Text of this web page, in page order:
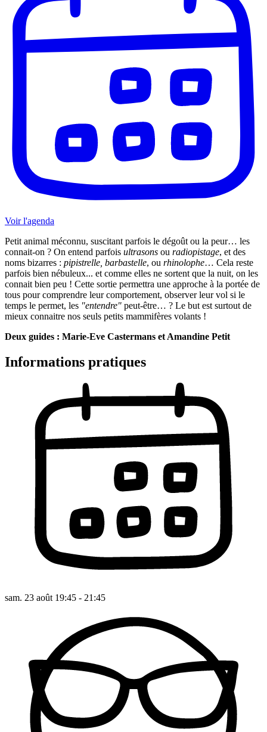
Voir l'agenda
Petit animal méconnu, suscitant parfois le dégoût ou la peur… les
connait-on ? On entend parfois ultrasons ou radiopistage, et des
noms bizarres : pipistrelle, barbastelle, ou rhinolophe… Cela reste
parfois bien nébuleux... et comme elles ne sortent que la nuit, on les
connait bien peu ! Cette sortie permettra une approche à la portée de
tous pour comprendre leur comportement, observer leur vol si le
temps le permet, les "entendre" peut-être… ? Le but est surtout de
mieux connaitre nos seuls petits mammifères volants !
Deux guides : Marie-Eve Castermans et Amandine Petit
Informations pratiques
sam. 23 août 19:45 - 21:45